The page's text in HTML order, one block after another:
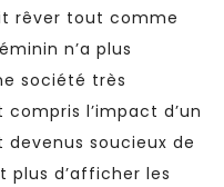
rêver tout comme
n’a plus
société très
l’impact d’un
devenus soucieux de
d’afficher les